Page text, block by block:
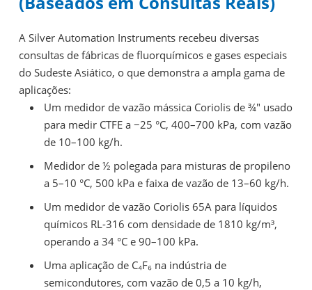
A Silver Automation Instruments recebeu diversas
consultas de fábricas de fluorquímicos e gases especiais
do Sudeste Asiático, o que demonstra a ampla gama de
aplicações:
Um medidor de vazão mássica Coriolis de ¾″ usado
para medir CTFE a −25 °C, 400–700 kPa, com vazão
de 10–100 kg/h.
Medidor de ½ polegada para misturas de propileno
a 5–10 °C, 500 kPa e faixa de vazão de 13–60 kg/h.
Um medidor de vazão Coriolis 65A para líquidos
químicos RL-316 com densidade de 1810 kg/m³,
operando a 34 °C e 90–100 kPa.
Uma aplicação de C₄F₆ na indústria de
semicondutores, com vazão de 0,5 a 10 kg/h,